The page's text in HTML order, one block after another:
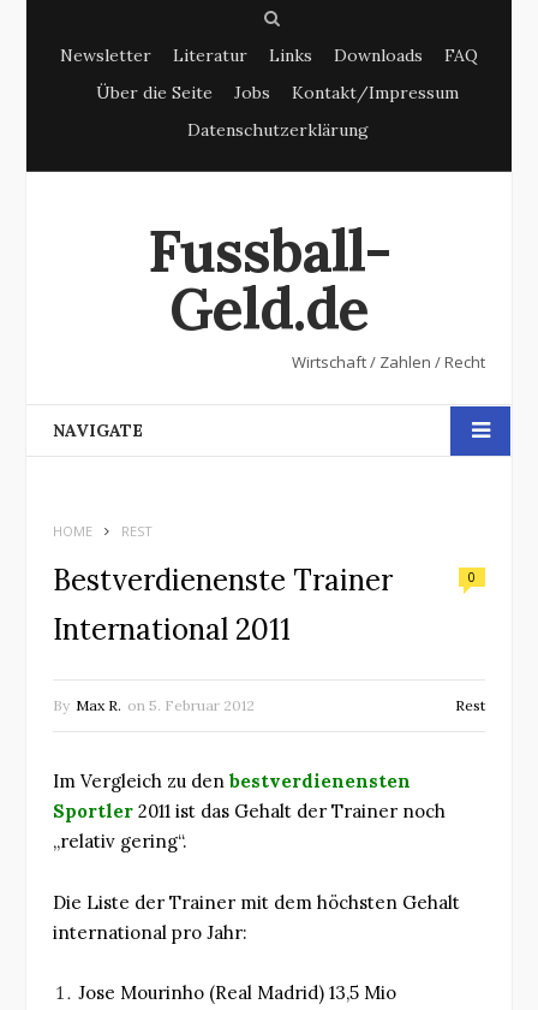
e
r
Newsletter Literatur Links Downloads
FAQ
Über die Seite
Jobs
Kontakt/Impressum
Datenschutzerklärung
Fussball-
Geld.de
Wirtschaft / Zahlen / Recht
NAVIGATE
HOME REST
Bestverdienenste Trainer
International 2011
0
By Max R. on 5. Februar 2012 Rest
Im Vergleich zu den bestverdienensten
Sportler 2011 ist das Gehalt der Trainer noch
„relativ gering“.
Die Liste der Trainer mit dem höchsten Gehalt
international pro Jahr:
Jose Mourinho (Real Madrid) 13,5 Mio